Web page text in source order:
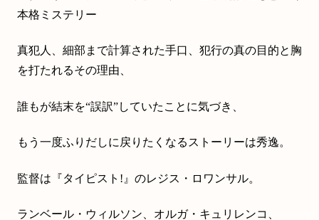
本格ミステリー
真犯人、細部まで計算された手口、犯行の真の目的と胸
を打たれるその理由、
誰もが結末を“誤訳”していたことに気づき、
もう一度ふりだしに戻りたくなるストーリーは秀逸。
監督は『タイピスト!』のレジス・ロワンサル。
ランベール・ウィルソン、オルガ・キュリレンコ、